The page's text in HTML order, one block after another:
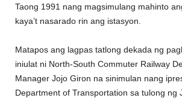
Taong 1991 nang magsimulang mahinto
kaya’t nasarado rin ang istasyon.
Matapos ang lagpas tatlong dekada ng
iniulat ni North-South Commuter Railway
Manager Jojo Giron na sinimulan nang
Department of Transportation sa tulong ng